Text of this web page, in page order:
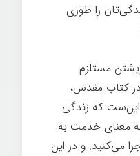
را طوری
مستلزم
کتاب مقدس،
که زندگی
معنای خدمت به
می‌کنید. و در این